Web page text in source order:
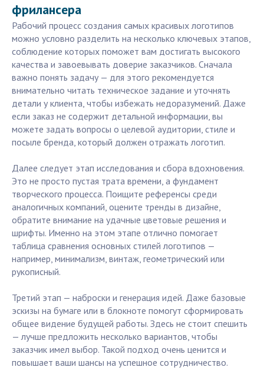
фрилансера
Рабочий процесс создания самых красивых логотипов
можно условно разделить на несколько ключевых этапов,
соблюдение которых поможет вам достигать высокого
качества и завоевывать доверие заказчиков. Сначала
важно понять задачу — для этого рекомендуется
внимательно читать техническое задание и уточнять
детали у клиента, чтобы избежать недоразумений. Даже
если заказ не содержит детальной информации, вы
можете задать вопросы о целевой аудитории, стиле и
посыле бренда, который должен отражать логотип.
Далее следует этап исследования и сбора вдохновения.
Это не просто пустая трата времени, а фундамент
творческого процесса. Поищите референсы среди
аналогичных компаний, оцените тренды в дизайне,
обратите внимание на удачные цветовые решения и
шрифты. Именно на этом этапе отлично помогает
таблица сравнения основных стилей логотипов —
например, минимализм, винтаж, геометрический или
рукописный.
Третий этап — наброски и генерация идей. Даже базовые
эскизы на бумаге или в блокноте помогут сформировать
общее видение будущей работы. Здесь не стоит спешить
— лучше предложить несколько вариантов, чтобы
заказчик имел выбор. Такой подход очень ценится и
повышает ваши шансы на успешное сотрудничество.